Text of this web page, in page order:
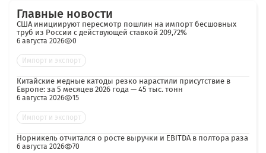
Главные новости
США инициируют пересмотр пошлин на импорт бесшовных
труб из России с действующей ставкой 209,72%
6 августа 2026 0
Импорт и экспорт
Китайские медные катоды резко нарастили присутствие в
Европе: за 5 месяцев 2026 года — 45 тыс. тонн
6 августа 2026 15
Импорт и экспорт
Норникель отчитался о росте выручки и EBITDA в полтора раза
6 августа 2026 70